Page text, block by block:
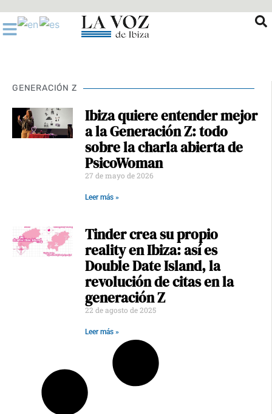
al
contenido
GENERACIÓN Z
Ibiza quiere entender mejor
a la Generación Z: todo
sobre la charla abierta de
PsicoWoman
27 de mayo de 2026
Leer más »
Tinder crea su propio
reality en Ibiza: así es
Double Date Island, la
revolución de citas en la
generación Z
22 de agosto de 2025
Leer más »